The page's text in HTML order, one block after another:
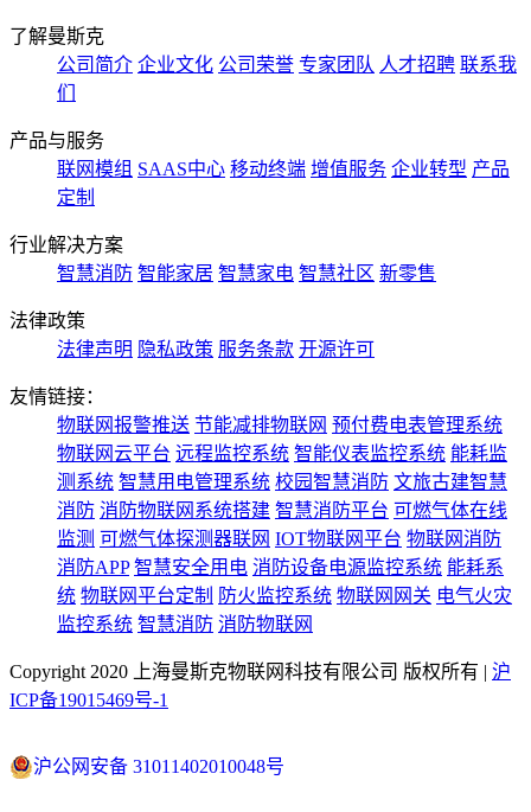
了解曼斯克
公司简介 企业文化 公司荣誉 专家团队 人才招聘 联系我
们
产品与服务
联网模组 SAAS中心 移动终端 增值服务 企业转型 产品
定制
行业解决方案
智慧消防 智能家居 智慧家电 智慧社区 新零售
法律政策
法律声明 隐私政策 服务条款 开源许可
友情链接：
物联网报警推送 节能减排物联网 预付费电表管理系统
物联网云平台 远程监控系统 智能仪表监控系统 能耗监
测系统 智慧用电管理系统 校园智慧消防 文旅古建智慧
消防 消防物联网系统搭建 智慧消防平台 可燃气体在线
监测 可燃气体探测器联网 IOT物联网平台 物联网消防
消防APP 智慧安全用电 消防设备电源监控系统 能耗系
统 物联网平台定制 防火监控系统 物联网网关 电气火灾
监控系统 智慧消防 消防物联网
Copyright 2020 上海曼斯克物联网科技有限公司 版权所有 | 沪
ICP备19015469号-1
沪公网安备 31011402010048号